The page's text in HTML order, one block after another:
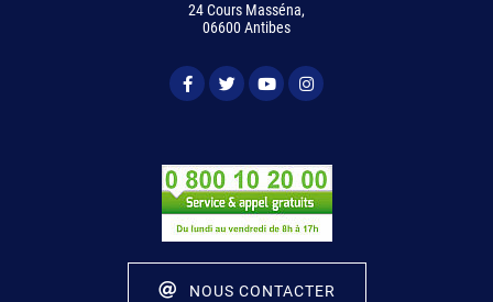
24 Cours Masséna,
06600 Antibes
NOUS CONTACTER